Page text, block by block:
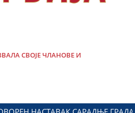
СВОЈЕ ЧЛАНОВЕ И